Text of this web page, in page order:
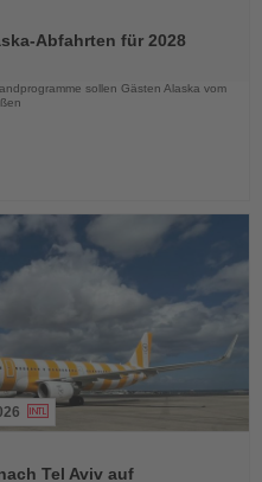
Abfahrten für 2028
sollen Gästen Alaska vom
Tel Aviv auf